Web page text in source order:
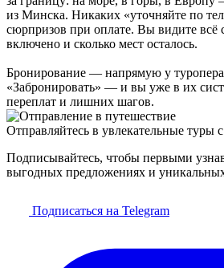
из Минска. Никаких «уточняйте по
сюрпризов при оплате. Вы видите всё
включено и сколько мест осталось.
Бронирование — напрямую у
«Забронировать» — и вы уже в их
переплат и лишних шагов.
Отправляйтесь в увлекательные туры
Подписывайтесь, чтобы первыми
выгодных предложениях и
Подписаться на Telegram